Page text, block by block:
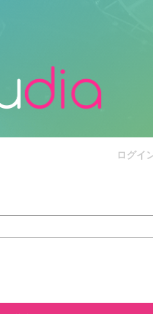
ログイ